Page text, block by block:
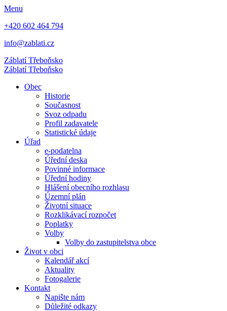
Menu
+420 602 464 794
info@zablati.cz
ZáblatíTřeboňsko
ZáblatíTřeboňsko
Obec
Historie
Současnost
Svoz odpadu
Profil zadavatele
Statistické údaje
Úřad
e-podatelna
Úřední deska
Povinné informace
Úřední hodiny
Hlášení obecního rozhlasu
Územní plán
Životní situace
Rozklikávací rozpočet
Poplatky
Volby
Volby do zastupitelstva obce
Život v obci
Kalendář akcí
Aktuality
Fotogalerie
Kontakt
Napište nám
Důležité odkazy